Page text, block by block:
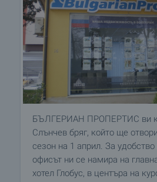
БЪЛГЕРИАН ПРОПЕРТИС ви
Слънчев бряг, който ще
сезон на 1 април. За удобство
офисът ни се намира на
хотел Глобус, в центъра на